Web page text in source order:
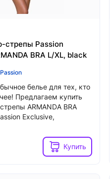
стрепы Passion
BRA L/XL, black
Passion
белье для тех, кто
Предлагаем купить
ARMANDA BRA
Exclusive,
Купить